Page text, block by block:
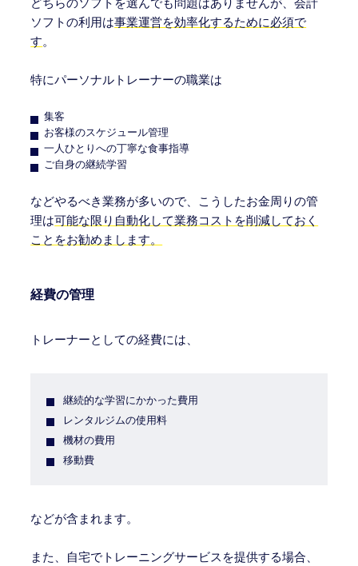
ソフトの利用は事業運営を効率化するために必須で
す。
特にパーソナルトレーナーの職業は
集客
お客様のスケジュール管理
一人ひとりへの丁寧な食事指導
ご自身の継続学習
などやるべき業務が多いので、こうしたお金周りの管
理は可能な限り自動化して業務コストを削減しておく
ことをお勧めまします。
経費の管理
トレーナーとしての経費には、
継続的な学習にかかった費用
レンタルジムの使用料
機材の費用
移動費
などが含まれます。
また、自宅でトレーニングサービスを提供する場合、